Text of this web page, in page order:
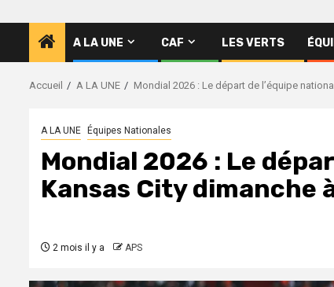
A LA UNE CAF LES VERTS
Accueil A LA UNE Mondial 2026 : Le départ de l’équipe
A LA UNE Équipes Nationales
Mondial 2026 : Le
Kansas City dimanche
2 mois il y a APS